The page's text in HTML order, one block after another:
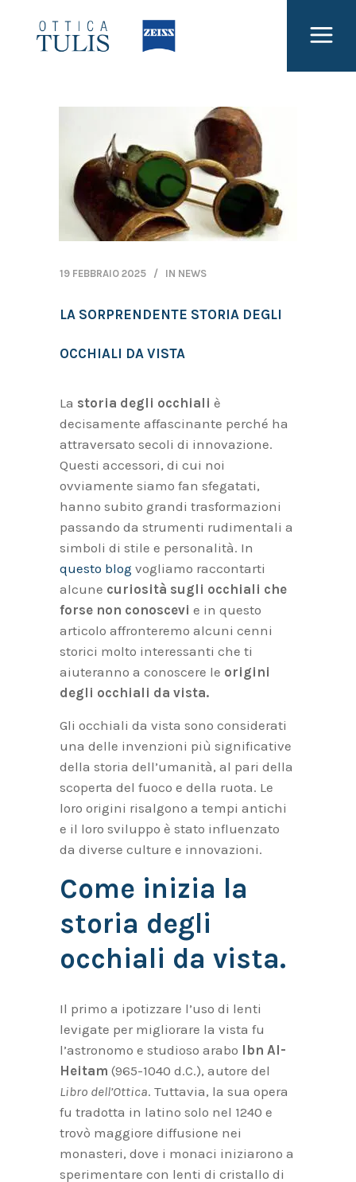
19 FEBBRAIO 2025 IN NEWS
LA SORPRENDENTE STORIA DEGLI
OCCHIALI DA VISTA
La storia degli occhiali è
decisamente affascinante perché ha
attraversato secoli di innovazione.
Questi accessori, di cui noi
ovviamente siamo fan sfegatati,
hanno subito grandi trasformazioni
passando da strumenti rudimentali a
simboli di stile e personalità. In
questo blog vogliamo raccontarti
alcune curiosità sugli occhiali che
forse non conoscevi e in questo
articolo affronteremo alcuni cenni
storici molto interessanti che ti
aiuteranno a conoscere le origini
degli occhiali da vista.
Gli occhiali da vista sono considerati
una delle invenzioni più significative
della storia dell’umanità, al pari della
scoperta del fuoco e della ruota. Le
loro origini risalgono a tempi antichi
e il loro sviluppo è stato influenzato
da diverse culture e innovazioni.
Come inizia la
storia degli
occhiali da vista.
Il primo a ipotizzare l’uso di lenti
levigate per migliorare la vista fu
l’astronomo e studioso arabo Ibn Al-
Heitam (965-1040 d.C.), autore del
Libro dell’Ottica. Tuttavia, la sua opera
fu tradotta in latino solo nel 1240 e
trovò maggiore diffusione nei
monasteri, dove i monaci iniziarono a
sperimentare con lenti di cristallo di